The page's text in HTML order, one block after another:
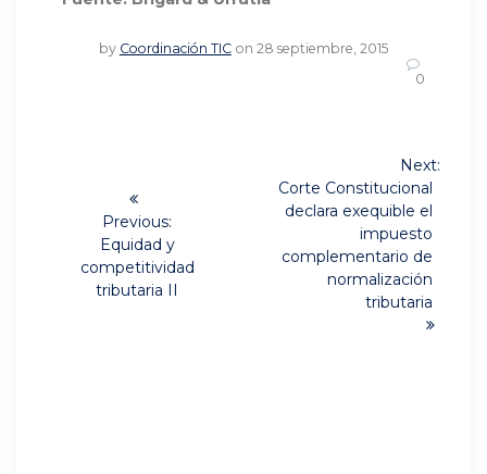
by Coordinación TIC on 28 septiembre, 2015
0
entradas
Previous:
Previous
post:
Equidad y
competitividad
tributaria II
Next:
Next
post:
Corte Constitucional
declara exequible el
impuesto
complementario de
normalización
tributaria